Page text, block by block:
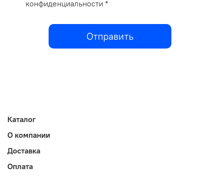
конфиденциальности *
Отправить
Каталог
О компании
Доставка
Оплата